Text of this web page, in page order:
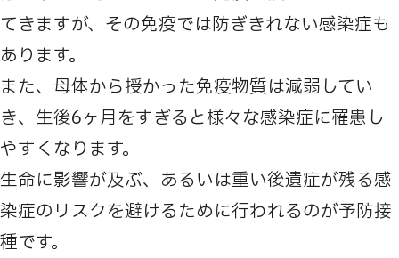
てきますが、その免疫では防ぎきれない感染症も
あります。
また、母体から授かった免疫物質は減弱してい
き、生後6ヶ月をすぎると様々な感染症に罹患し
やすくなります。
生命に影響が及ぶ、あるいは重い後遺症が残る感
染症のリスクを避けるために行われるのが予防接
種です。